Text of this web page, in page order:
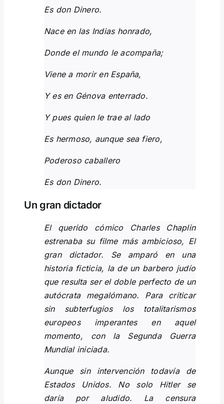
Es don Dinero.
Nace en las Indias honrado,
Donde el mundo le acompaña;
Viene a morir en España,
Y es en Génova enterrado.
Y pues quien le trae al lado
Es hermoso, aunque sea fiero,
Poderoso caballero
Es don Dinero.
Un gran dictador
El querido cómico Charles Chaplin
estrenaba su filme más ambicioso, El
gran dictador. Se amparó en una
historia ficticia, la de un barbero judío
que resulta ser el doble perfecto de un
autócrata megalómano. Para criticar
sin subterfugios los totalitarismos
europeos imperantes en aquel
momento, con la Segunda Guerra
Mundial iniciada.
Aunque sin intervención to­davía de
Estados Unidos. No solo Hitler se
daría por aludido. La censura